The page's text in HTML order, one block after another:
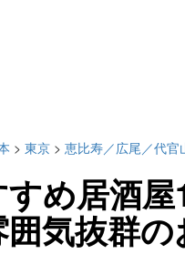
> 東京 > 恵比寿／広尾／代官
め居酒
気抜群